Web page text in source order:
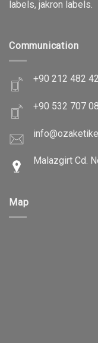
labels, jakron labels.
Communication
+90 212 482
+90 532 707
Malazgirt Cd.
Map